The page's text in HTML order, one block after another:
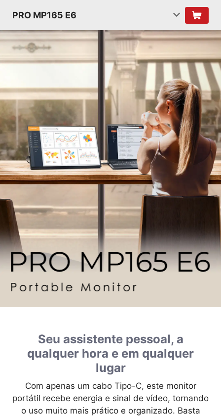
PRO MP165 E6
Seu assistente pessoal, a
qualquer hora e em qualquer
lugar
Com apenas um cabo Tipo-C, este monitor
portátil recebe energia e sinal de vídeo, tornando
o uso muito mais prático e organizado. Basta